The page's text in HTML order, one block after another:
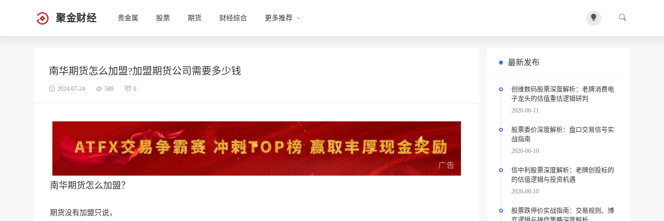
聚金财经 贵金属 股票 期货 财经综合 更多推荐
南华期货怎么加盟?加盟期货公司需要多少钱
2024-07-24 589 0
南华期货怎么加盟？
期货没有加盟只说，
最新发布
创维数码股票深度解析：老牌消费电
子龙头的估值重估逻辑研判
2026-06-11
股票委价深度解析：盘口交易信号实
战指南
2026-06-10
信中利股票深度解析：老牌创投标的
的估值逻辑与投资机遇
2026-06-10
股票跌停价实战指南：交易规则、博